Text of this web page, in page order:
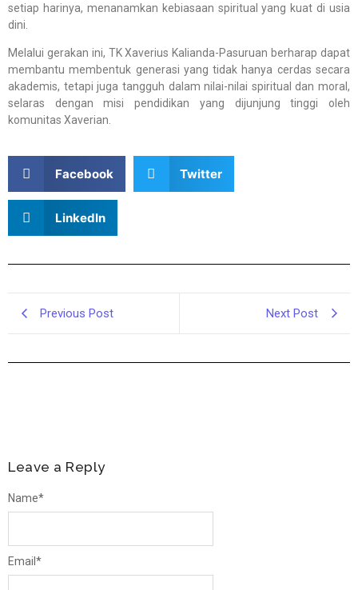
setiap harinya, menanamkan kebiasaan spiritual yang kuat di usia
dini.
Melalui gerakan ini, TK Xaverius Kalianda-Pasuruan berharap dapat
membantu membentuk generasi yang tidak hanya cerdas secara
akademis, tetapi juga tangguh dalam nilai-nilai spiritual dan moral,
selaras dengan misi pendidikan yang dijunjung tinggi oleh
komunitas Xaverian.
Facebook Twitter
LinkedIn
Previous Post Next Post
Leave a Reply
Name*
Email *